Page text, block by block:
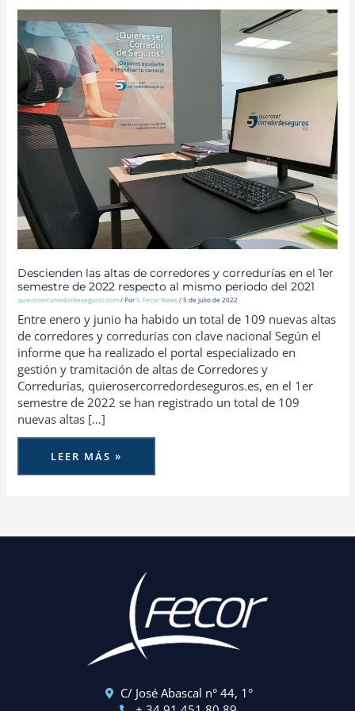
Descienden las altas de corredores y corredurías en el 1er
semestre de 2022 respecto al mismo periodo del 2021
quierosercorredordeseguros.com/ PorS. Fecor News/5 de julio de 2022
Entre enero y junio ha habido un total de 109 nuevas altas
de corredores y corredurías con clave nacional Según el
informe que ha realizado el portal especializado en
gestión y tramitación de altas de Corredores y
Corredurías, quierosercorredordeseguros.es, en el 1er
semestre de 2022 se han registrado un total de 109
nuevas altas […]
DESCIENDEN
LAS
ALTAS
DE
CORREDORES
Y
CORREDURÍAS
EN
EL
1ER
SEMESTRE
DE
2022
RESPECTO
AL
MISMO
PERIODO
DEL
2021
LEER MÁS »
C/ José Abascal n° 44, 1°